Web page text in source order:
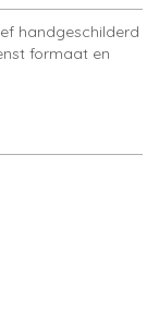
handgeschilderd
formaat en